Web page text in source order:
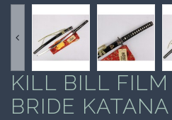
KILL BILL
BRIDE KATANA